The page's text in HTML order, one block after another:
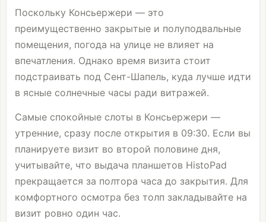
Поскольку Консьержери — это
преимущественно закрытые и полуподвальные
помещения, погода на улице не влияет на
впечатления. Однако время визита стоит
подстраивать под Сент-Шапель, куда лучше идти
в ясные солнечные часы ради витражей.
Самые спокойные слоты в Консьержери —
утренние, сразу после открытия в 09:30. Если вы
планируете визит во второй половине дня,
учитывайте, что выдача планшетов HistoPad
прекращается за полтора часа до закрытия. Для
комфортного осмотра без толп закладывайте на
визит ровно один час.